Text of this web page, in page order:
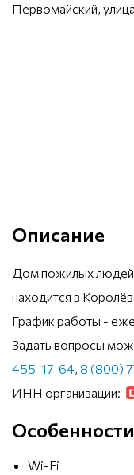
Первомайский,
Описание
Дом пожилых людей
находится в
График работы -
Задать вопросы
455-17-64, 8 (800)
ИНН организации:
Wi-Fi